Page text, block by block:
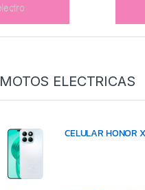
MOTOS ELECTRICAS
CELULAR HONOR